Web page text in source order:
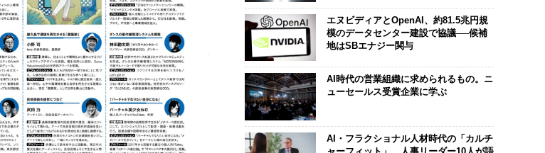
エヌビディアとOpenAI、約81.5兆円規
模のデータセンター建設で協議──候補
地はSBエナジー関与
AI時代の営業組織に求められるもの。ニ
ューセールス受賞企業に学ぶ
AI・フラクショナル人材時代の「カルチ